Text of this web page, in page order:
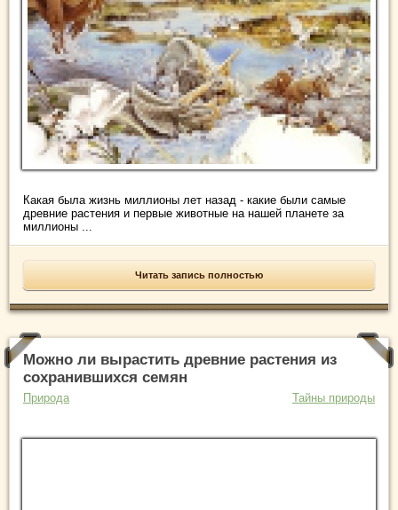
Какая была жизнь миллионы лет назад - какие были самые
древние растения и первые животные на нашей планете за
миллионы ...
Читать запись полностью
Можно ли вырастить древние растения из
сохранившихся семян
Природа Тайны природы